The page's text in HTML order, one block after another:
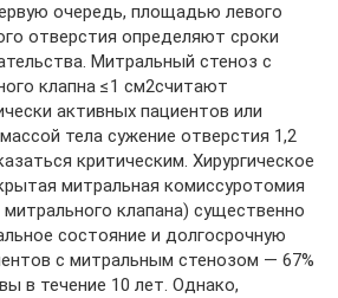
очередь, площадью левого
отверстия определяют сроки
Митральный стеноз с
клапна ≤1 см2считают
активных пациентов или
тела сужение отверстия 1,2
критическим. Хирургическое
митральная комиссуротомия
клапана) существенно
состояние и долгосрочную
с митральным стенозом — 67%
в течение 10 лет. Однако,